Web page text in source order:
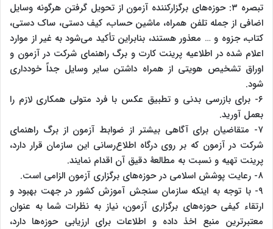
تبصره ۳: حوزه‌های برگزارکننده آزمون از تحویل گرفتن هرگونه وسایل
اضافی از جمله تلفن همراه، ماشین حساب، کیف دستی، ساک دستی،
کتاب، جزوه و … معذور هستند، بنابراین تأکید می‌شود به غیر از موارد
اعلام شده در اطلاعیه پرینت کارت و برگ راهنمای شرکت در آزمون و
اوراق تشخیص هویتی از همراه داشتن سایر وسایل جداً خودداری
شود.
۶- برای بازرسی بدنی و تطبیق عکس با فرد متولی همکاری لازم را
بعمل آورید.
۷- متقاضیان برای آگاهی بیشتر از ضوابط آزمون از برگ راهنمای
شرکت در آزمون که بر روی درگاه اطلاع‌رسانی این سازمان قرار دارد،
پرینت تهیه و نسبت به مطالعۀ دقیق آن اقدام نمایند.
۸- رعایت پوشش اسلامی در حوزه‌های برگزاری آزمون الزامی است.
۹- با توجه به اینکه سازمان سنجش آموزش کشور در جهت بهبود و
ارتقاء کیفی حوزه‌های برگزاری آزمون، نیاز به نظرات شما به عنوان
معتبرترین منبع اخذ داده و اطلاعات برای ارزیابی حوزه‌ها دارد،